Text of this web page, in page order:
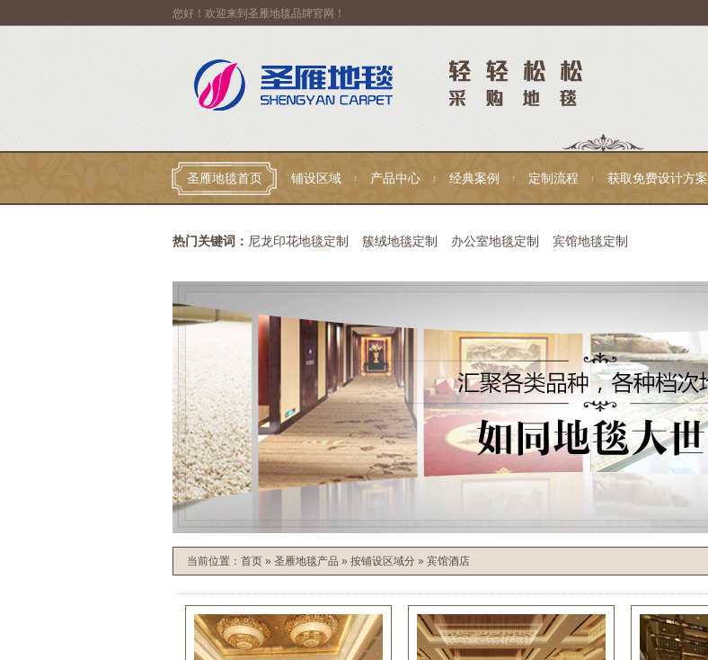
您好！欢迎来到圣雁地毯品牌官网！
圣雁地毯首页 铺设区域 产品中心 经典案例 定制流程 获取免费设计方案
联系我们
热门关键词： 尼龙印花地毯定制 簇绒地毯定制 办公室地毯定制 宾馆地毯定制
当前位置： 首页 » 圣雁地毯产品 » 按铺设区域分 » 宾馆酒店